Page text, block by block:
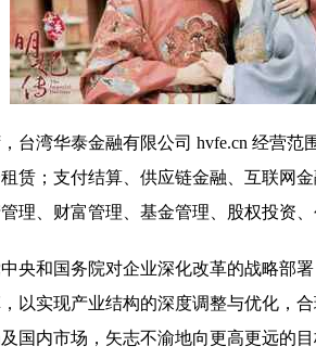
台湾华泰金融有限公司 hvfe.cn 经营
赁；支付结算、供应链金融、互联网
理、财富管理、基金管理、股权投资
央和国务院对企业深化改革的战略部
以实现产业结构的深度调整与优化，
国内市场，矢志不渝地向更高更远的目